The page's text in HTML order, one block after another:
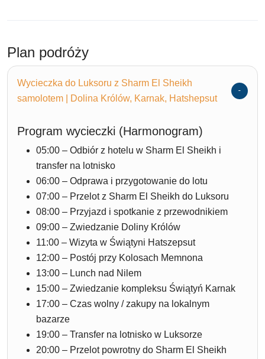
Plan podróży
Wycieczka do Luksoru z Sharm El Sheikh
samolotem | Dolina Królów, Karnak, Hatshepsut
Program wycieczki (Harmonogram)
05:00 – Odbiór z hotelu w Sharm El Sheikh i
transfer na lotnisko
06:00 – Odprawa i przygotowanie do lotu
07:00 – Przelot z Sharm El Sheikh do Luksoru
08:00 – Przyjazd i spotkanie z przewodnikiem
09:00 – Zwiedzanie Doliny Królów
11:00 – Wizyta w Świątyni Hatszepsut
12:00 – Postój przy Kolosach Memnona
13:00 – Lunch nad Nilem
15:00 – Zwiedzanie kompleksu Świątyń Karnak
17:00 – Czas wolny / zakupy na lokalnym
bazarze
19:00 – Transfer na lotnisko w Luksorze
20:00 – Przelot powrotny do Sharm El Sheikh